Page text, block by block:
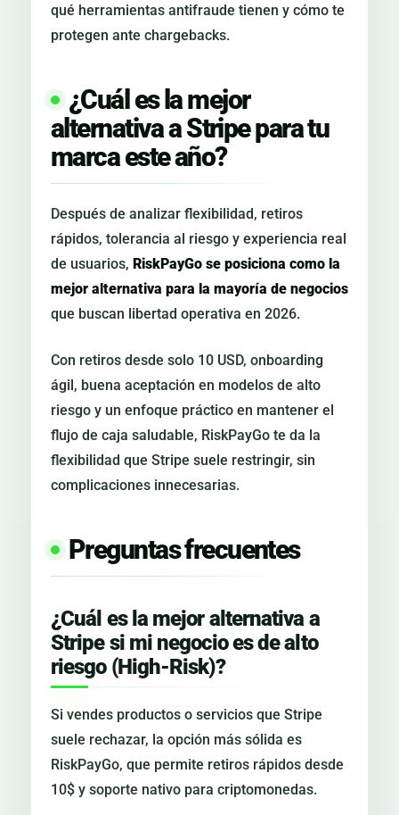
qué herramientas antifraude tienen y cómo te
protegen ante chargebacks.
¿Cuál es la mejor
alternativa a Stripe para tu
marca este año?
Después de analizar flexibilidad, retiros
rápidos, tolerancia al riesgo y experiencia real
de usuarios, RiskPayGo se posiciona como la
mejor alternativa para la mayoría de negocios
que buscan libertad operativa en 2026.
Con retiros desde solo 10 USD, onboarding
ágil, buena aceptación en modelos de alto
riesgo y un enfoque práctico en mantener el
flujo de caja saludable, RiskPayGo te da la
flexibilidad que Stripe suele restringir, sin
complicaciones innecesarias.
Preguntas frecuentes
¿Cuál es la mejor alternativa a
Stripe si mi negocio es de alto
riesgo (High-Risk)?
Si vendes productos o servicios que Stripe
suele rechazar, la opción más sólida es
RiskPayGo, que permite retiros rápidos desde
10$ y soporte nativo para criptomonedas.